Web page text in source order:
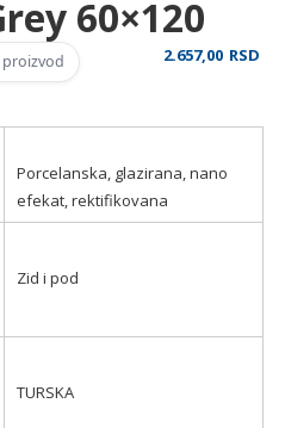
60×120
2.657,00 RSD
Porcelanska, glazirana, nano
efekat, rektifikovana
Zid i pod
TURSKA